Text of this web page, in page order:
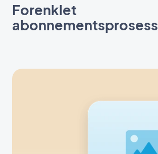
Forenklet
abonnementsprosess